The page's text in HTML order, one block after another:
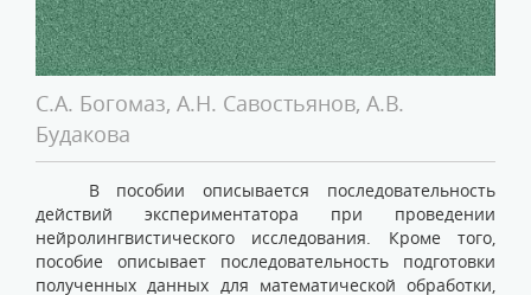
С.А. Богомаз, А.Н. Савостьянов, А.В.
Будакова
В пособии описывается последовательность
действий экспериментатора при проведении
нейролингвистического исследования. Кроме того,
пособие описывает последовательность подготовки
полученных данных для математической обработки,